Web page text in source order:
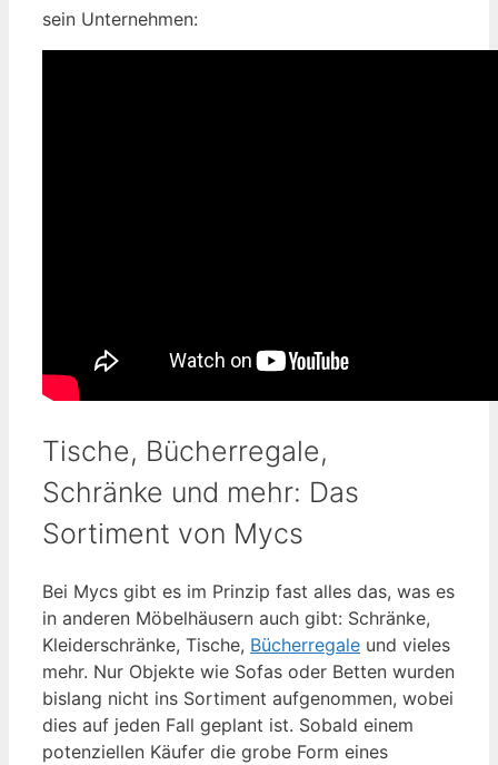
sein Unternehmen:
Tische, Bücherregale,
Schränke und mehr: Das
Sortiment von Mycs
Bei Mycs gibt es im Prinzip fast alles das, was es
in anderen Möbelhäusern auch gibt: Schränke,
Kleiderschränke, Tische, Bücherregale und vieles
mehr. Nur Objekte wie Sofas oder Betten wurden
bislang nicht ins Sortiment aufgenommen, wobei
dies auf jeden Fall geplant ist. Sobald einem
potenziellen Käufer die grobe Form eines